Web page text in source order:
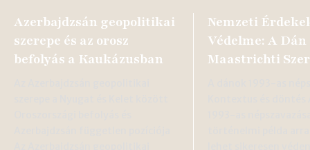
Azerbajdzsán geopolitikai
szerepe és az orosz
befolyás a Kaukázusban
Nemzeti
Védelme: A
Maastrichti